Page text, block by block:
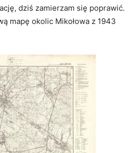
dziś zamierzam się poprawić.
mapę okolic Mikołowa z 1943